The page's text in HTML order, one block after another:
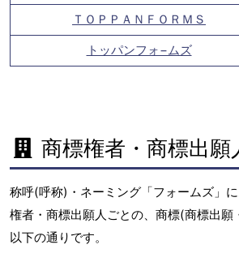
ＴＯＰＰＡＮＦＯＲＭＳ
トッパンフォ−ムズ
商標権者・商標出願
称呼(呼称)・ネーミング「フォームズ」
権者・商標出願人ごとの、商標(商標出願
以下の通りです。